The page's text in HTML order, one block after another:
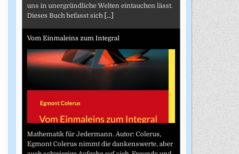
uns in unergründliche Welten eintauchen lässt.
Dieses Buch befasst sich [...]
Vom Einmaleins zum Integral
Mathematik für Jedermann. Autor: Colerus,
Egmont Colerus nimmt die dankenswerte, aber